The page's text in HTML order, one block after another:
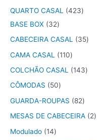
QUARTO CASAL
423
BASE BOX
32
CABECEIRA CASAL
35
CAMA CASAL
110
COLCHÃO CASAL
143
CÔMODAS
50
GUARDA-ROUPAS
82
MESAS DE CABECEIRA
2
Modulado 14